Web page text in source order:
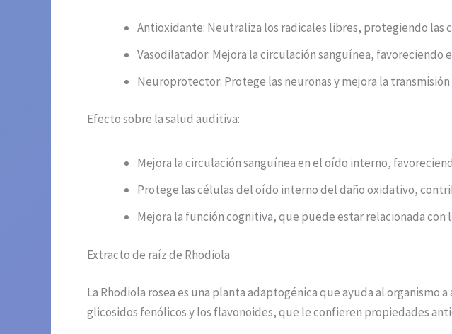
Antioxidante: Neutraliza los radicales libres, protegiendo las
Vasodilatador: Mejora la circulación sanguínea,
Neuroprotector: Protege las neuronas y mejora la
Efecto sobre la salud auditiva:
Mejora la circulación sanguínea en el oído interno,
Protege las células del oído interno del daño oxidativo,
Mejora la función cognitiva, que puede estar relacionada con
Extracto de raíz de Rhodiola
La Rhodiola rosea es una planta adaptogénica que ayuda al
glicosidos fenólicos y los flavonoides, que le confieren propiedades